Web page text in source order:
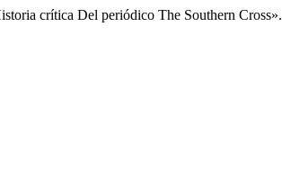
crítica Del periódico The Southern Cross».